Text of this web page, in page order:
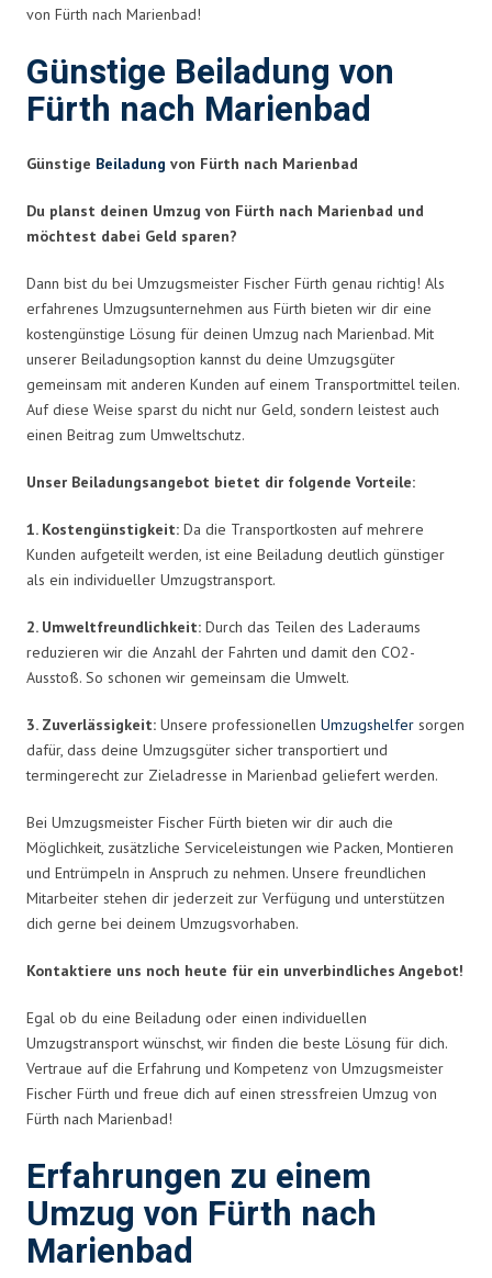
von Fürth nach Marienbad!
Günstige Beiladung von
Fürth nach Marienbad
Günstige Beiladung von Fürth nach Marienbad
Du planst deinen Umzug von Fürth nach Marienbad und
möchtest dabei Geld sparen?
Dann bist du bei Umzugsmeister Fischer Fürth genau richtig! Als
erfahrenes Umzugsunternehmen aus Fürth bieten wir dir eine
kostengünstige Lösung für deinen Umzug nach Marienbad. Mit
unserer Beiladungsoption kannst du deine Umzugsgüter
gemeinsam mit anderen Kunden auf einem Transportmittel teilen.
Auf diese Weise sparst du nicht nur Geld, sondern leistest auch
einen Beitrag zum Umweltschutz.
Unser Beiladungsangebot bietet dir folgende Vorteile:
1. Kostengünstigkeit: Da die Transportkosten auf mehrere
Kunden aufgeteilt werden, ist eine Beiladung deutlich günstiger
als ein individueller Umzugstransport.
2. Umweltfreundlichkeit: Durch das Teilen des Laderaums
reduzieren wir die Anzahl der Fahrten und damit den CO2-
Ausstoß. So schonen wir gemeinsam die Umwelt.
3. Zuverlässigkeit: Unsere professionellen Umzugshelfer sorgen
dafür, dass deine Umzugsgüter sicher transportiert und
termingerecht zur Zieladresse in Marienbad geliefert werden.
Bei Umzugsmeister Fischer Fürth bieten wir dir auch die
Möglichkeit, zusätzliche Serviceleistungen wie Packen, Montieren
und Entrümpeln in Anspruch zu nehmen. Unsere freundlichen
Mitarbeiter stehen dir jederzeit zur Verfügung und unterstützen
dich gerne bei deinem Umzugsvorhaben.
Kontaktiere uns noch heute für ein unverbindliches Angebot!
Egal ob du eine Beiladung oder einen individuellen
Umzugstransport wünschst, wir finden die beste Lösung für dich.
Vertraue auf die Erfahrung und Kompetenz von Umzugsmeister
Fischer Fürth und freue dich auf einen stressfreien Umzug von
Fürth nach Marienbad!
Erfahrungen zu einem
Umzug von Fürth nach
Marienbad